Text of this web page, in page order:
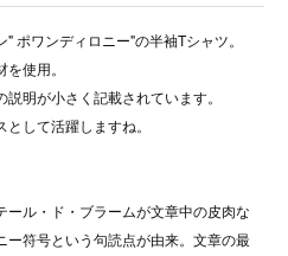
ポワンディロニー"の半袖Tシャツ。
使用。
明が小さく記載されています。
して活躍しますね。
ール・ド・ブラームが文章中の皮肉な
ー符号という句読点が由来。文章の最